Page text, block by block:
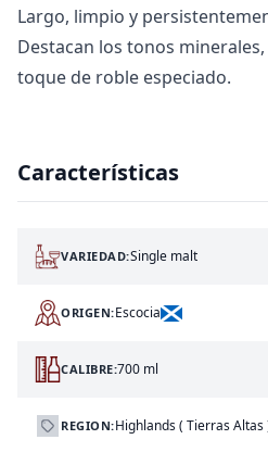
Largo, limpio y
Destacan los tonos
toque de roble especiado.
Características
VARIEDAD:Single malt
ORIGEN:Escocia
CALIBRE:700 ml
REGION:Highlands ( Tierras Altas